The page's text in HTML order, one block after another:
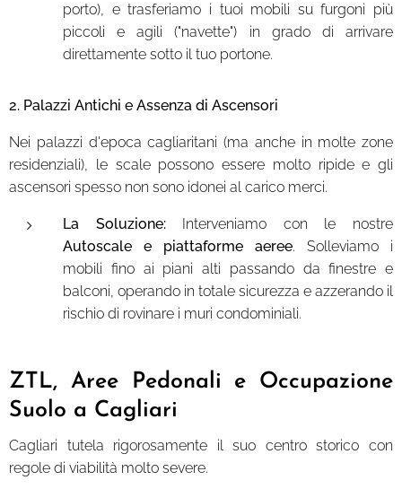
porto), e trasferiamo i tuoi mobili su furgoni più
piccoli e agili ("navette") in grado di arrivare
direttamente sotto il tuo portone.
2. Palazzi Antichi e Assenza di Ascensori
Nei palazzi d'epoca cagliaritani (ma anche in molte zone
residenziali), le scale possono essere molto ripide e gli
ascensori spesso non sono idonei al carico merci.
La Soluzione:Interveniamo con le nostre
Autoscale e piattaforme aeree. Solleviamo i
mobili fino ai piani alti passando da finestre e
balconi, operando in totale sicurezza e azzerando il
rischio di rovinare i muri condominiali.
ZTL, Aree Pedonali e Occupazione
Suolo a Cagliari
Cagliari tutela rigorosamente il suo centro storico con
regole di viabilità molto severe.